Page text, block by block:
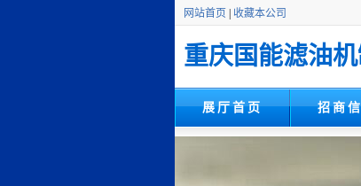
网站首页 收藏本公司
重庆国能滤油
展厅首页 招商